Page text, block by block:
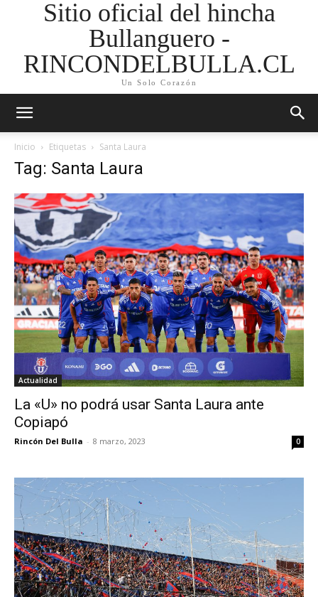
Sitio oficial del hincha
Bullanguero -
RINCONDELBULLA.CL
Un Solo Corazón
Inicio Etiquetas Santa Laura
Tag: Santa Laura
Actualidad
La «U» no podrá usar Santa Laura ante
Copiapó
Rincón Del Bulla - 8 marzo, 2023 0